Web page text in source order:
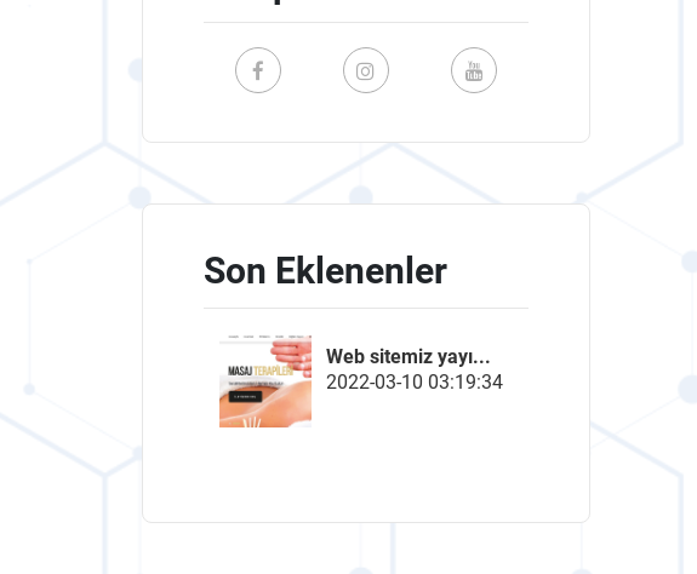
Son Eklenenler
Web sitemiz yayı...
2022-03-10 03:19:34